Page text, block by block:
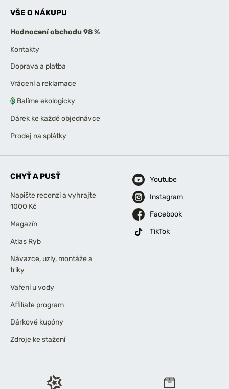
VŠE O NÁKUPU
Hodnocení obchodu 98 %
Kontakty
Doprava a platba
Vrácení a reklamace
Balíme ekologicky
Dárek ke každé objednávce
Prodej na splátky
CHYŤ A PUSŤ
Napište recenzi a vyhrajte
1000 Kč
Magazín
Atlas Ryb
Návazce, uzly, montáže a
triky
Vaření u vody
Affiliate program
Dárkové kupóny
Zdroje ke stažení
Youtube
Instagram
Facebook
TikTok